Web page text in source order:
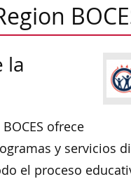
la
ofrece
y servicios
el proceso